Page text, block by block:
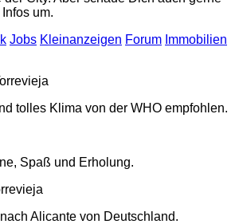
um.
Jobs Kleinanzeigen Forum Immobilien
tolles Klima von der WHO empfohlen.
Spaß und Erholung.
Alicante von Deutschland.